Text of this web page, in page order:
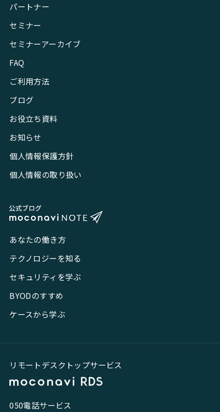
パートナー
セミナー
セミナーアーカイブ
FAQ
ご利用方法
ブログ
お役立ち資料
お知らせ
個人情報保護方針
個人情報の取り扱い
あなたの働き方
テクノロジーを知る
セキュリティを学ぶ
BYODのすすめ
ケースから学ぶ
リモートデスクトップサービス
050電話サービス